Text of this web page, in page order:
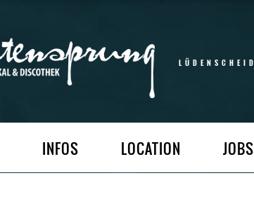
LÜDENSCHEID
INFOS LOCATION JOBS